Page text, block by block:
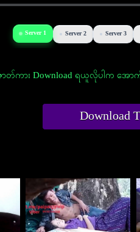
Server 1 Server 2 Server 3
ာတ်ကား Download ရယူလိုပါက အော
Download